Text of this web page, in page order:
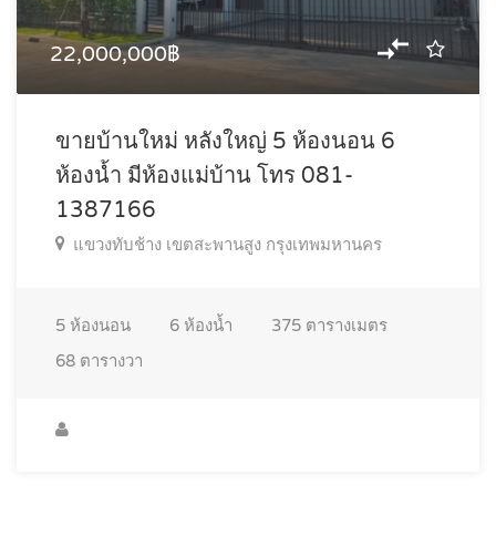
22,000,000฿
ขายบ้านใหม่ หลังใหญ่ 5 ห้องนอน 6
ห้องน้ำ มีห้องแม่บ้าน โทร 081-
1387166
แขวงทับช้าง เขตสะพานสูง กรุงเทพมหานคร
5 ห้องนอน 6 ห้องน้ำ 375 ตารางเมตร
68 ตารางวา